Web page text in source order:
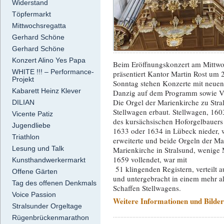
Widerstand
Töpfermarkt
Mittwochsregatta
Gerhard Schöne
Gerhard Schöne
Konzert Alino Yes Papa
WHITE !!! – Performance-
Projekt
Kabarett Heinz Klever
DILIAN
Vicente Patiz
Jugendliebe
Triathlon
Lesung und Talk
Kunsthandwerkermarkt
Offene Gärten
Tag des offenen Denkmals
Voice Passion
Stralsunder Orgeltage
Rügenbrückenmarathon
Beim Eröffnungskonzert am
präsentiert Kantor Martin Rost um
Sonntag stehen Konzerte mit
Danzig auf dem Programm sowie
Die Orgel der Marienkirche zu
Stellwagen erbaut. Stellwagen,
des kursächsischen
1633 oder 1634 in Lübeck nieder,
erweiterte und beide Orgeln der
Marienkirche in Stralsund, wenige
1659 vollendet, war mit
51 klingenden Registern, verteilt
und untergebracht in einem mehr
Schaffen Stellwagens.
Weitere Informationen und